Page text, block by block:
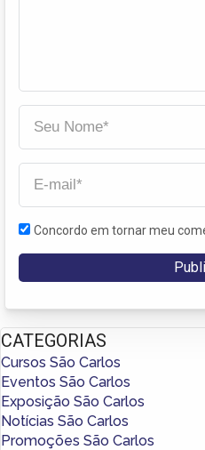
Concordo em tornar meu
CATEGORIAS
Cursos São Carlos
Eventos São Carlos
Exposição São Carlos
Notícias São Carlos
Promoções São Carlos